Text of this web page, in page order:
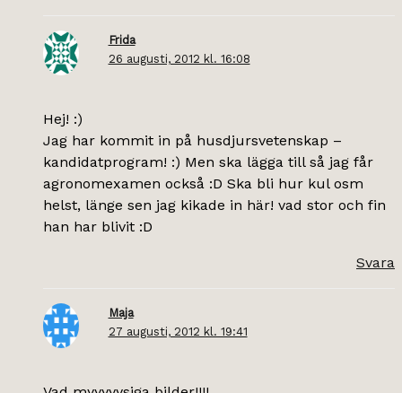
Frida
26 augusti, 2012 kl. 16:08
Hej! :)
Jag har kommit in på husdjursvetenskap –
kandidatprogram! :) Men ska lägga till så jag får
agronomexamen också :D Ska bli hur kul osm
helst, länge sen jag kikade in här! vad stor och fin
han har blivit :D
Svara
Maja
27 augusti, 2012 kl. 19:41